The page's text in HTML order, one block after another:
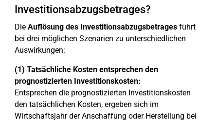
Investitionsabzugsbetrages?
Die Auflösung des Investitionsabzugsbetrages führt
bei drei möglichen Szenarien zu unterschiedlichen
Auswirkungen:
(1) Tatsächliche Kosten entsprechen den
prognostizierten Investitionskosten:
Entsprechen die prognostizierten Investitionskosten
den tatsächlichen Kosten, ergeben sich im
Wirtschaftsjahr der Anschaffung oder Herstellung bei